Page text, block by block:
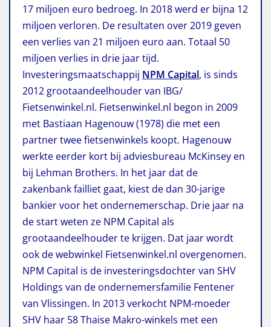
17 miljoen euro bedroeg. In 2018 werd er bijna 12
miljoen verloren. De resultaten over 2019 geven
een verlies van 21 miljoen euro aan. Totaal 50
miljoen verlies in drie jaar tijd.
Investeringsmaatschappij NPM Capital, is sinds
2012 grootaandeelhouder van IBG/
Fietsenwinkel.nl. Fietsenwinkel.nl begon in 2009
met Bastiaan Hagenouw (1978) die met een
partner twee fietsenwinkels koopt. Hagenouw
werkte eerder kort bij adviesbureau McKinsey en
bij Lehman Brothers. In het jaar dat de
zakenbank failliet gaat, kiest de dan 30-jarige
bankier voor het ondernemerschap. Drie jaar na
de start weten ze NPM Capital als
grootaandeelhouder te krijgen. Dat jaar wordt
ook de webwinkel Fietsenwinkel.nl overgenomen.
NPM Capital is de investeringsdochter van SHV
Holdings van de ondernemersfamilie Fentener
van Vlissingen. In 2013 verkocht NPM-moeder
SHV haar 58 Thaise Makro-winkels met een